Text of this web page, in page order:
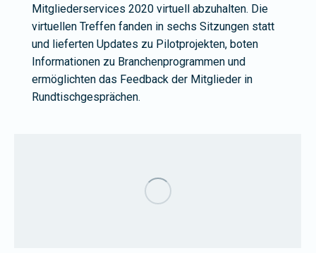
Mitgliederservices 2020 virtuell abzuhalten. Die
virtuellen Treffen fanden in sechs Sitzungen statt
und lieferten Updates zu Pilotprojekten, boten
Informationen zu Branchenprogrammen und
ermöglichten das Feedback der Mitglieder in
Rundtischgesprächen.